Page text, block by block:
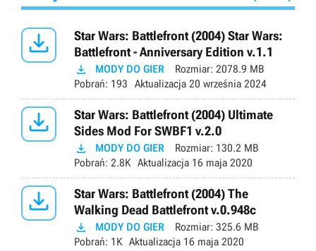

Star Wars: Battlefront (2004) Star Wars:
Battlefront - Anniversary Edition v.1.1
 MODY DO GIER Rozmiar: 2078.9 MB
Pobrań: 193 Aktualizacja 20 września 2024

Star Wars: Battlefront (2004) Ultimate
Sides Mod For SWBF1 v.2.0
 MODY DO GIER Rozmiar: 130.2 MB
Pobrań: 2.8K Aktualizacja 16 maja 2020

Star Wars: Battlefront (2004) The
Walking Dead Battlefront v.0.948c
 MODY DO GIER Rozmiar: 325.6 MB
Pobrań: 1K Aktualizacja 16 maja 2020